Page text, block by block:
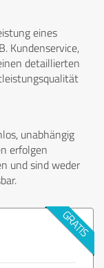
eines
Kundenservice,
detaillierten
unabhängig
erfolgen
und sind weder